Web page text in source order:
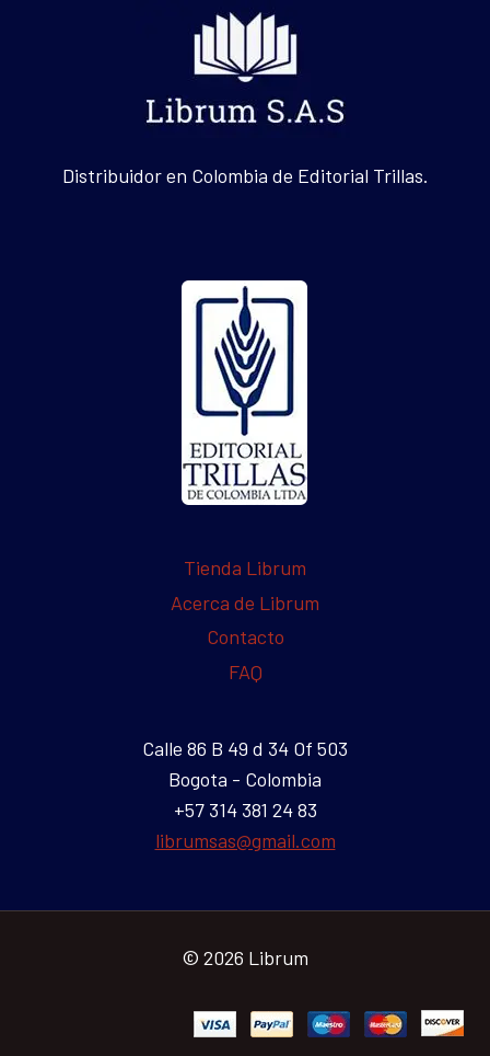
Distribuidor en Colombia de Editorial Trillas.
Tienda Librum
Acerca de Librum
Contacto
FAQ
Calle 86 B 49 d 34 Of 503
Bogota - Colombia
+57 314 381 24 83
librumsas@gmail.com
© 2026 Librum